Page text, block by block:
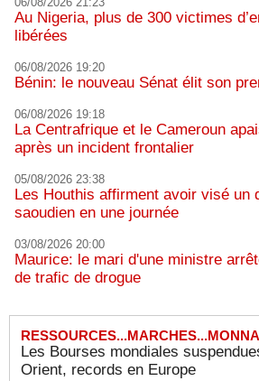
Au Nigeria, plus de 300 victimes
libérées
06/08/2026 19:20
Bénin: le nouveau Sénat élit son
06/08/2026 19:18
La Centrafrique et le Cameroun
après un incident frontalier
05/08/2026 23:38
Les Houthis affirment avoir visé un
saoudien en une journée
03/08/2026 20:00
Maurice: le mari d'une ministre
de trafic de drogue
Les Bourses mondiales
Orient, records en Europe